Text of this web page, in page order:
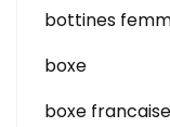
bottines
boxe
boxe francaise